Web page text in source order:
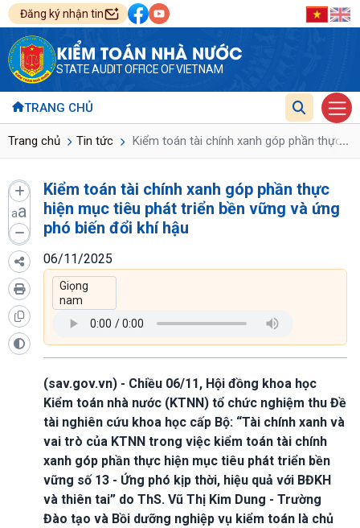
Đăng ký nhận tin
KIỂM TOÁN NHÀ NƯỚC
STATE AUDIT OFFICE OF VIETNAM
TRANG CHỦ
Trang chủ Tin tức Kiểm toán tài chính xanh góp phần thực...
aa
Kiểm toán tài chính xanh góp phần thực
hiện mục tiêu phát triển bền vững và ứng
phó biến đổi khí hậu
06/11/2025
(sav.gov.vn) - Chiều 06/11, Hội đồng khoa học
Kiểm toán nhà nước (KTNN) tổ chức nghiệm thu Đề
tài nghiên cứu khoa học cấp Bộ: “Tài chính xanh và
vai trò của KTNN trong việc kiểm toán tài chính
xanh góp phần thực hiện mục tiêu phát triển bền
vững số 13 - Ứng phó kịp thời, hiệu quả với BĐKH
và thiên tai” do ThS. Vũ Thị Kim Dung - Trường
Đào tạo và Bồi dưỡng nghiệp vụ kiểm toán là chủ